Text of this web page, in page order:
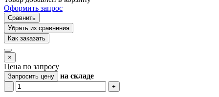
Оформить запрос
Сравнить
Убрать из сравнения
Как заказать
×
Цена по запросу
Запросить цену на складе
- +